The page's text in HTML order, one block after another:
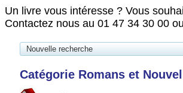
Un livre vous intéresse ? Vous
Contactez nous au 01 47 34 30 00
Nouvelle recherche
Catégorie Romans et